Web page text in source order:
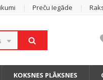
Preču Iegāde
KOKSNES PLĀKSNES